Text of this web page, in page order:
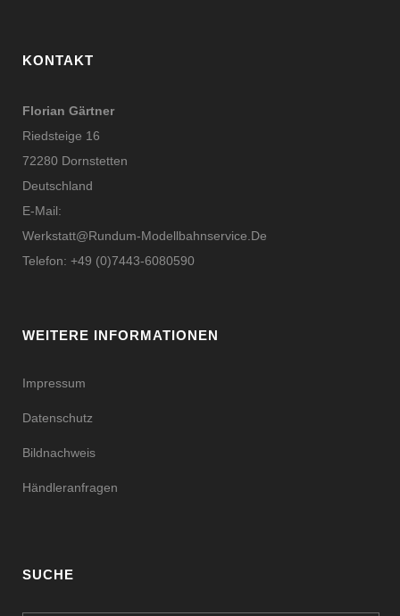
KONTAKT
Florian Gärtner
Riedsteige 16
72280 Dornstetten
Deutschland
E-Mail:
Werkstatt@rundum-Modellbahnservice.de
Telefon: +49 (0)7443-6080590
WEITERE INFORMATIONEN
Impressum
Datenschutz
Bildnachweis
Händleranfragen
SUCHE